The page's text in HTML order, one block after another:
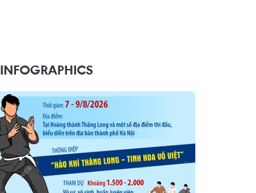
INFOGRAPHICS